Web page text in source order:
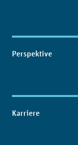
Perspektive
Karriere